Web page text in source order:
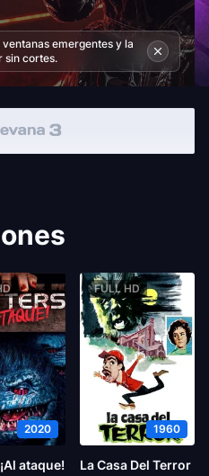
emergentes y la
sin cortes.
2020
ataque!
FULL HD
1960
La Casa Del Terror